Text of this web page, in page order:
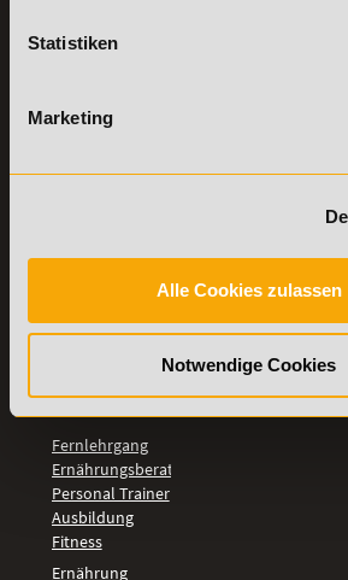
Statistiken
Marketing
Alle Cookies zulassen
Notwendige Cookies
Vertrag
BILDUNGSBEREICHE
Fernlehrgang
Ernährungsberater
Personal Trainer
Ausbildung
Fitness
Ernährung